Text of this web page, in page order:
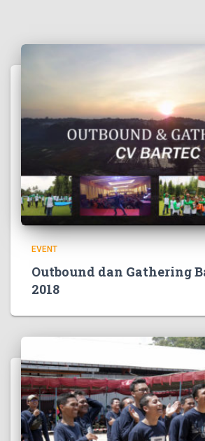
EVENT
Outbound dan Gathering
2018